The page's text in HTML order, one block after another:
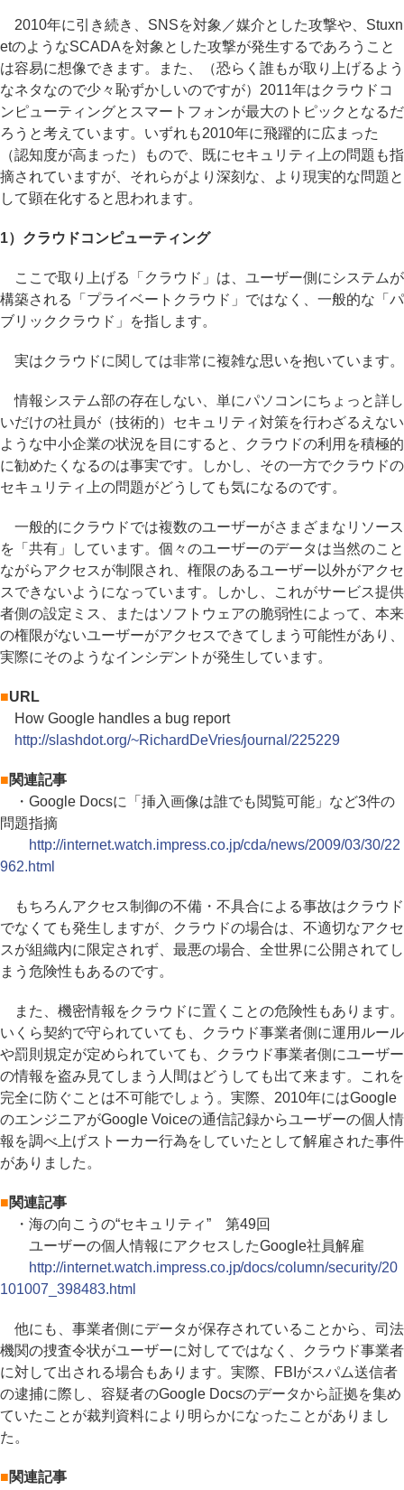
2010年に引き続き、SNSを対象／媒介とした攻撃や、Stuxn
etのようなSCADAを対象とした攻撃が発生するであろうこと
は容易に想像できます。また、（恐らく誰もが取り上げるよう
なネタなので少々恥ずかしいのですが）2011年はクラウドコ
ンピューティングとスマートフォンが最大のトピックとなるだ
ろうと考えています。いずれも2010年に飛躍的に広まった
（認知度が高まった）もので、既にセキュリティ上の問題も指
摘されていますが、それらがより深刻な、より現実的な問題と
して顕在化すると思われます。
1）クラウドコンピューティング
ここで取り上げる「クラウド」は、ユーザー側にシステムが
構築される「プライベートクラウド」ではなく、一般的な「パ
ブリッククラウド」を指します。
実はクラウドに関しては非常に複雑な思いを抱いています。
情報システム部の存在しない、単にパソコンにちょっと詳し
いだけの社員が（技術的）セキュリティ対策を行わざるえない
ような中小企業の状況を目にすると、クラウドの利用を積極的
に勧めたくなるのは事実です。しかし、その一方でクラウドの
セキュリティ上の問題がどうしても気になるのです。
一般的にクラウドでは複数のユーザーがさまざまなリソース
を「共有」しています。個々のユーザーのデータは当然のこと
ながらアクセスが制限され、権限のあるユーザー以外がアクセ
スできないようになっています。しかし、これがサービス提供
者側の設定ミス、またはソフトウェアの脆弱性によって、本来
の権限がないユーザーがアクセスできてしまう可能性があり、
実際にそのようなインシデントが発生しています。
■URL
How Google handles a bug report
http://slashdot.org/~RichardDeVries/journal/225229
■関連記事
・Google Docsに「挿入画像は誰でも閲覧可能」など3件の
問題指摘
http://internet.watch.impress.co.jp/cda/news/2009/03/30/22
962.html
もちろんアクセス制御の不備・不具合による事故はクラウド
でなくても発生しますが、クラウドの場合は、不適切なアクセ
スが組織内に限定されず、最悪の場合、全世界に公開されてし
まう危険性もあるのです。
また、機密情報をクラウドに置くことの危険性もあります。
いくら契約で守られていても、クラウド事業者側に運用ルール
や罰則規定が定められていても、クラウド事業者側にユーザー
の情報を盗み見てしまう人間はどうしても出て来ます。これを
完全に防ぐことは不可能でしょう。実際、2010年にはGoogle
のエンジニアがGoogle Voiceの通信記録からユーザーの個人情
報を調べ上げストーカー行為をしていたとして解雇された事件
がありました。
■関連記事
・海の向こうの“セキュリティ” 第49回
ユーザーの個人情報にアクセスしたGoogle社員解雇
http://internet.watch.impress.co.jp/docs/column/security/20
101007_398483.html
他にも、事業者側にデータが保存されていることから、司法
機関の捜査令状がユーザーに対してではなく、クラウド事業者
に対して出される場合もあります。実際、FBIがスパム送信者
の逮捕に際し、容疑者のGoogle Docsのデータから証拠を集め
ていたことが裁判資料により明らかになったことがありまし
た。
■関連記事